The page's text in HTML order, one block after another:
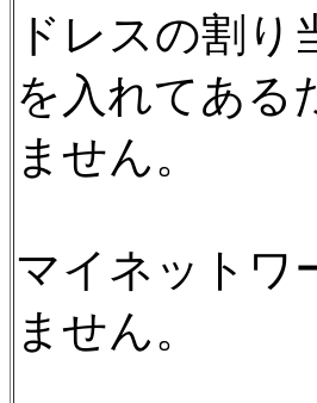
ドレスの割
を入れてある
ません。
マイネットワ
ません。